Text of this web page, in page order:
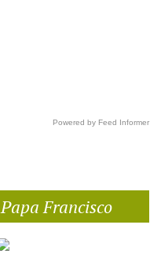
Powered by Feed Informer
Papa Francisco